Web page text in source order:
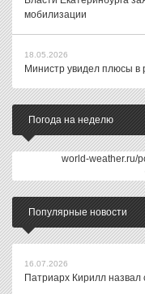
мобилизации
18.05.2026
Министр увидел плюсы в
Погода на неделю
world-weather.ru/
Популярные новости
16.07.2026
Патриарх Кирилл назвал